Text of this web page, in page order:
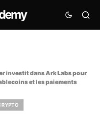
investit dans Ark Labs pour
et les paiements